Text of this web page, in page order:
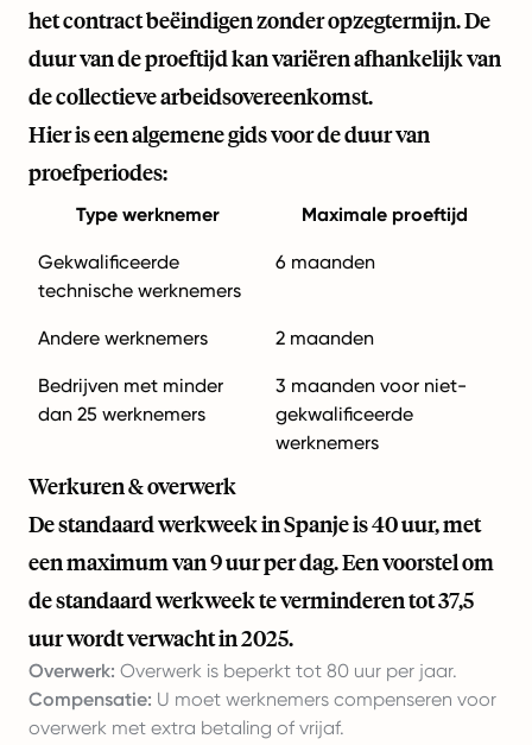
het contract beëindigen zonder opzegtermijn. De
duur van de proeftijd kan variëren afhankelijk van
de collectieve arbeidsovereenkomst.
Hier is een algemene gids voor de duur van
proefperiodes:
Type werknemer Maximale proeftijd
Gekwalificeerde
technische werknemers
6 maanden
Andere werknemers 2 maanden
Bedrijven met minder
dan 25 werknemers
3 maanden voor niet-
gekwalificeerde
werknemers
Werkuren & overwerk
De standaard werkweek in Spanje is 40 uur, met
een maximum van 9 uur per dag. Een voorstel om
de standaard werkweek te verminderen tot 37,5
uur wordt verwacht in 2025.
Overwerk: Overwerk is beperkt tot 80 uur per jaar.
Compensatie: U moet werknemers compenseren voor
overwerk met extra betaling of vrijaf.